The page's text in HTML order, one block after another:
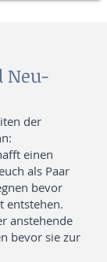
Neu-
der
einen
als Paar
bevor
entstehen.
anstehende
bevor sie zur